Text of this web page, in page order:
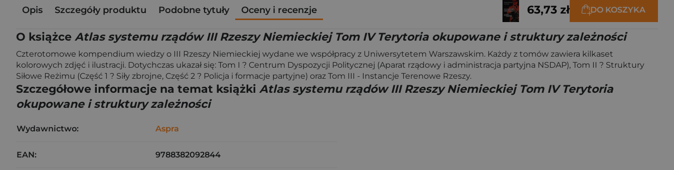
Opis Szczegóły produktu Podobne tytuły Oceny i recenzje 63,73 zł DO KOSZYKA
O książce Atlas systemu rządów III Rzeszy Niemieckiej Tom IV Terytoria okupowane i struktury zależności
Czterotomowe kompendium wiedzy o III Rzeszy Niemieckiej wydane we współpracy z Uniwersytetem Warszawskim. Każdy z tomów zawiera kilkaset
kolorowych zdjęć i ilustracji. Dotychczas ukazał się: Tom I ? Centrum Dyspozycji Politycznej (Aparat rządowy i administracja partyjna NSDAP), Tom II ? Struktury
Siłowe Reżimu (Część 1 ? Siły zbrojne, Część 2 ? Policja i formacje partyjne) oraz Tom III - Instancje Terenowe Rzeszy.
Szczegółowe informacje na temat książki Atlas systemu rządów III Rzeszy Niemieckiej Tom IV Terytoria
okupowane i struktury zależności
Wydawnictwo: Aspra
EAN: 9788382092844